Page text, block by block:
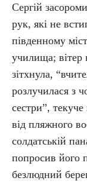
Сергій
рук, які не
південному
училища; вітер
зітхнула,
розлучилася з
сестри”,
від пляжного
солдатській
попросив його
безлюдний